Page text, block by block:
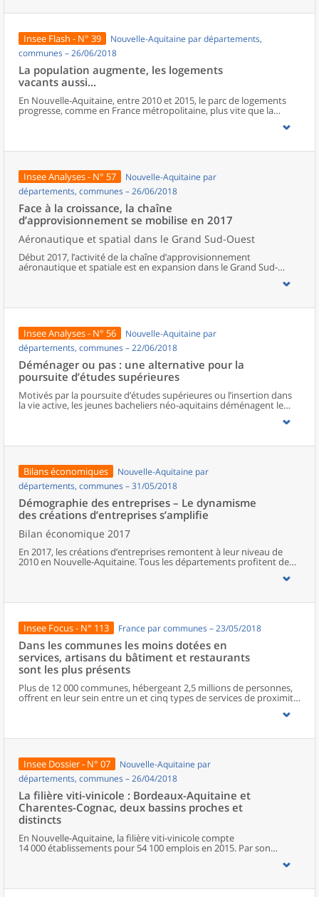
fonction des activités présentes : les zones à caractère industriel
les espaces où les activités touristiques et saisonnières sont les
plus développées. Pour leur part, emplois aidés et apprentissage
répondent à des logiques de politiques publiques. Comparées aux
formes de contrat sont généralement associées à davantage de
mobilité, de temps partiel, de multiactivité et à une moindre
ou les ouvriers sont les salariés les plus exposés à ces formes
d’emploi.
Insee Flash - N° 39
Nouvelle-Aquitaine par départements,
communes – 26/06/2018
La population augmente, les logements
vacants aussi...
En Nouvelle-Aquitaine, entre 2010 et 2015, le parc de logements
progresse, comme en France métropolitaine, plus vite que la
population. L’attractivité de la région porte la croissance, autant
celle des résidences principales que des secondaires, mais ce sont
Insee Analyses - N° 57
Nouvelle-Aquitaine par
départements, communes – 26/06/2018
Face à la croissance, la chaîne
d’approvisionnement se mobilise en 2017
Aéronautique et spatial dans le Grand Sud-Ouest
Début 2017, l’activité de la chaîne d’approvisionnement
aéronautique et spatiale est en expansion dans le Grand Sud-
Ouest : tous les secteurs se mobilisent pour répondre à la forte
demande des grands constructeurs. Les usines et les sociétés de
capacité de production. Pour adapter leur offre, les chefs
recruter et de former sans recourir davantage à la sous-traitance
ou à l’emploi intérimaire.
Insee Analyses - N° 56
Nouvelle-Aquitaine par
départements, communes – 22/06/2018
Déménager ou pas : une alternative pour la
poursuite d’études supérieures
Motivés par la poursuite d’études supérieures ou l’insertion dans
la vie active, les jeunes bacheliers néo-aquitains déménagent le
plus souvent à 18 ans. Ils convergent principalement vers les trois
plus grands sites universitaires de la région : Bordeaux, Limoges et
et davantage parmi les plus éloignés des principaux lieux de
de l’environnement familial influe aussi sur les mobilités. Ainsi, les
bacheliers issus de catégories défavorisées au regard de ces
éléments, sont proportionnellement moins nombreux à
déménager, compte tenu des coûts pour se loger, avec le risque
d’assumer des trajets quotidiens plus longs. Ils sont également
conduits à choisir les formations les plus proches du domicile de
leurs parents, souvent des sections de technicien supérieur en
production.
Bilans économiques
Nouvelle-Aquitaine par
départements, communes – 31/05/2018
Démographie des entreprises – Le dynamisme
des créations d’entreprises s’amplifie
Bilan économique 2017
En 2017, les créations d’entreprises remontent à leur niveau de
2010 en Nouvelle-Aquitaine. Tous les départements profitent de
cette embellie. Les entreprises « classiques » bénéficient de cette
progression énergique, mais également les micro-entreprises qui
performances concernent tous les secteurs d’activité. Le nombre
Insee Focus - N° 113
France par communes – 23/05/2018
Dans les communes les moins dotées en
services, artisans du bâtiment et restaurants
sont les plus présents
Plus de 12 000 communes, hébergeant 2,5 millions de personnes,
offrent en leur sein entre un et cinq types de services de proximité.
Dans ces communes, les artisans et les restaurants sont les plus
boulangeries ou les supérettes, n’apparaissent de façon
services de proximité. Quant aux services médicaux, ils sont situés
dans des communes bénéficiant d’un nombre d’équipements
encore plus large. Aux communes qui possèdent au moins un
service de proximité, s’ajoutent 1 888 communes qui n’en
possèdent aucun. Elles abritent 162 000 habitants.
Insee Dossier - N° 07
Nouvelle-Aquitaine par
départements, communes – 26/04/2018
La filière viti-vinicole : Bordeaux-Aquitaine et
Charentes-Cognac, deux bassins proches et
distincts
En Nouvelle-Aquitaine, la filière viti-vinicole compte
14 000 établissements pour 54 100 emplois en 2015. Par son
orientation agricole, elle emploie 10 300 non-salariés, soit
davantage qu’en moyenne dans l’économie régionale. De la culture
transformation du vin, la filière occupe une place essentielle dans